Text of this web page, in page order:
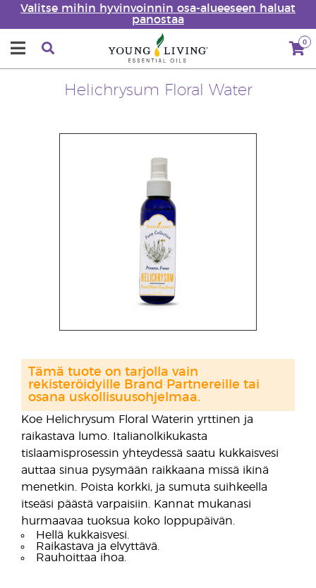
Valitse mihin hyvinvoinnin osa-alueeseen haluat
panostaa
0
Helichrysum Floral Water
Koe Helichrysum Floral Waterin yrttinen ja
raikastava lumo. Italianolkikukasta
tislaamisprosessin yhteydessä saatu kukkaisvesi
auttaa sinua pysymään raikkaana missä ikinä
menetkin. Poista korkki, ja sumuta suihkeella
itseäsi päästä varpaisiin. Kannat mukanasi
hurmaavaa tuoksua koko loppupäivän.
Hellä kukkaisvesi.
Raikastava ja elvyttävä.
Rauhoittaa ihoa.
Tämä tuote on tarjolla vain
rekisteröidyille Brand Partnereille tai
osana uskollisuusohjelmaa.